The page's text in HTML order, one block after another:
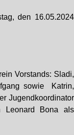
den 16.05.2024
Vorstands: Sladi,
sowie Katrin,
Jugendkoordinator
Leonard Bona als